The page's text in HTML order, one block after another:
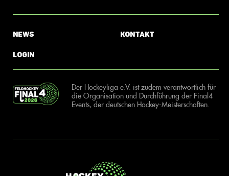
News
Login
Kontakt
Der Hockeyliga e.V. ist zudem verantwortlich für
die Organisation und Durchführung der Final4
Events, der deutschen Hockey-Meisterschaften.